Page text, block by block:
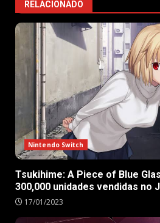
RELACIONADO
Nintendo Switch
Tsukihime: A Piece of Blue
300,000 unidades vendidas no
17/01/2023